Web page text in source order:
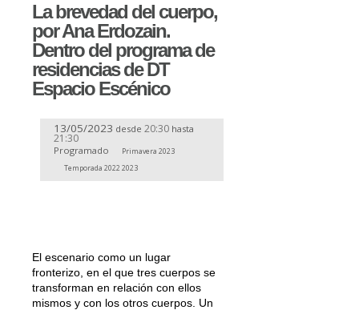
La brevedad del cuerpo,
por Ana Erdozain.
Dentro del programa de
residencias de DT
Espacio Escénico
13/05/2023 desde 20:30 hasta
21:30
Programado
Primavera 2023
Temporada 2022 2023
El escenario como un lugar
fronterizo, en el que tres cuerpos se
transforman en relación con ellos
mismos y con los otros cuerpos. Un